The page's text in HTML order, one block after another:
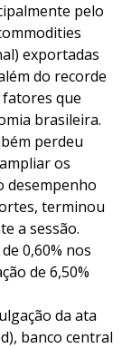
pelo
exportadas
do recorde
fatores que
brasileira.
perdeu
os
desempenho
terminou
a sessão.
0,60% nos
de 6,50%
da ata
banco central